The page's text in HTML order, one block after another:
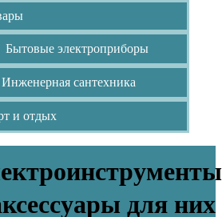
Бытовые электроприборы
Инженерная сантехника
и отдых
для них